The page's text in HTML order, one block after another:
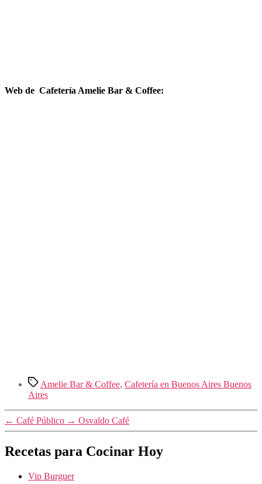
Web de Cafetería Amelie Bar & Coffee:
Etiquetas
Amelie Bar & Coffee, Cafetería en Buenos Aires Buenos
Aires
← Café Público → Osvaldo Café
Recetas para Cocinar Hoy
Vip Burguer